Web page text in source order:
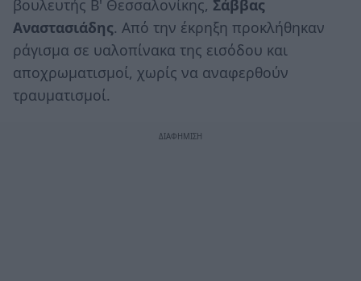
βουλευτής Β' Θεσσαλονίκης, Σάββας
Αναστασιάδης. Από την έκρηξη προκλήθηκαν
ράγισμα σε υαλοπίνακα της εισόδου και
αποχρωματισμοί, χωρίς να αναφερθούν
τραυματισμοί.